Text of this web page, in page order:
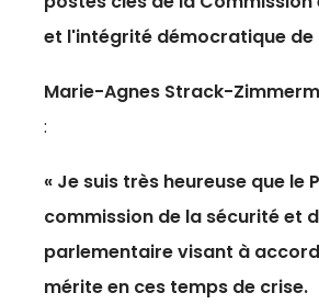
et l'intégrité démocratique de
Marie-Agnes Strack-
:
« Je suis très heureuse que
commission de la sécurité et
parlementaire visant à
mérite en ces temps de crise.